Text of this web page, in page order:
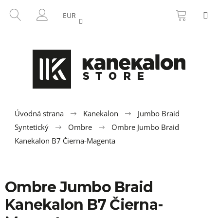
HĽADAŤ
PRIHLÁSENIE
EUR KOŠÍK
Úvodná strana Kanekalon
Jumbo Braid
Syntetický
Ombre
Ombre Jumbo Braid
Kanekalon B7 Čierna-Magenta
Ombre Jumbo Braid
Kanekalon B7 Čierna-
SPÄŤ
SPÄŤ
e
b
e
t
e